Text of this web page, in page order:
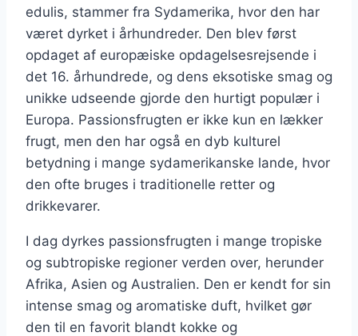
edulis, stammer fra Sydamerika, hvor den har
været dyrket i århundreder. Den blev først
opdaget af europæiske opdagelsesrejsende i
det 16. århundrede, og dens eksotiske smag og
unikke udseende gjorde den hurtigt populær i
Europa. Passionsfrugten er ikke kun en lækker
frugt, men den har også en dyb kulturel
betydning i mange sydamerikanske lande, hvor
den ofte bruges i traditionelle retter og
drikkevarer.
I dag dyrkes passionsfrugten i mange tropiske
og subtropiske regioner verden over, herunder
Afrika, Asien og Australien. Den er kendt for sin
intense smag og aromatiske duft, hvilket gør
den til en favorit blandt kokke og